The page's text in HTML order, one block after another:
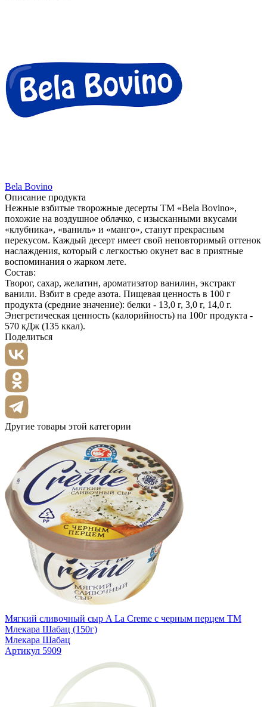
Bela Bovino
Описание продукта
Нежные взбитые творожные десерты ТМ «Bela Bovino»,
похожие на воздушное облачко, с изысканными вкусами
«клубника», «ваниль» и «манго», станут прекрасным
перекусом. Каждый десерт имеет свой неповторимый оттенок
наслаждения, который с легкостью окунет вас в приятные
воспоминания о жарком лете.
Состав:
Творог, сахар, желатин, ароматизатор ванилин, экстракт
ванили. Взбит в среде азота. Пищевая ценность в 100 г
продукта (средние значение): белки - 13,0 г, 3,0 г, 14,0 г.
Энегретическая ценность (калорийность) на 100г продукта -
570 кДж (135 ккал).
Поделиться
Другие товары этой категории
Мягкий сливочный сыр A La Creme с черным перцем TM
Млекара Шабац (150г)
Млекара Шабац
Артикул 5909